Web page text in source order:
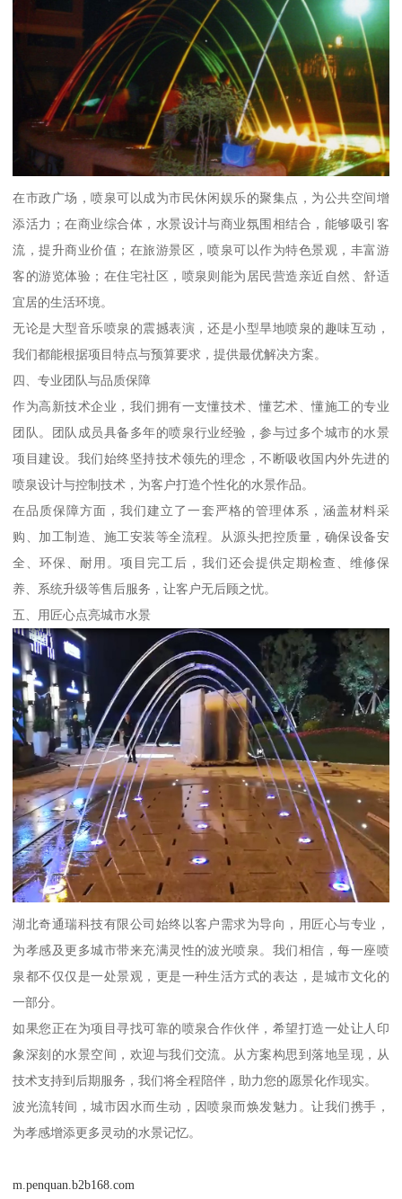
在市政广场，喷泉可以成为市民休闲娱乐的聚集点，为公共空间增
添活力；在商业综合体，水景设计与商业氛围相结合，能够吸引客
流，提升商业价值；在旅游景区，喷泉可以作为特色景观，丰富游
客的游览体验；在住宅社区，喷泉则能为居民营造亲近自然、舒适
宜居的生活环境。
无论是大型音乐喷泉的震撼表演，还是小型旱地喷泉的趣味互动，
我们都能根据项目特点与预算要求，提供最优解决方案。
四、专业团队与品质保障
作为高新技术企业，我们拥有一支懂技术、懂艺术、懂施工的专业
团队。团队成员具备多年的喷泉行业经验，参与过多个城市的水景
项目建设。我们始终坚持技术领先的理念，不断吸收国内外先进的
喷泉设计与控制技术，为客户打造个性化的水景作品。
在品质保障方面，我们建立了一套严格的管理体系，涵盖材料采
购、加工制造、施工安装等全流程。从源头把控质量，确保设备安
全、环保、耐用。项目完工后，我们还会提供定期检查、维修保
养、系统升级等售后服务，让客户无后顾之忧。
五、用匠心点亮城市水景
湖北奇通瑞科技有限公司始终以客户需求为导向，用匠心与专业，
为孝感及更多城市带来充满灵性的波光喷泉。我们相信，每一座喷
泉都不仅仅是一处景观，更是一种生活方式的表达，是城市文化的
一部分。
如果您正在为项目寻找可靠的喷泉合作伙伴，希望打造一处让人印
象深刻的水景空间，欢迎与我们交流。从方案构思到落地呈现，从
技术支持到后期服务，我们将全程陪伴，助力您的愿景化作现实。
波光流转间，城市因水而生动，因喷泉而焕发魅力。让我们携手，
为孝感增添更多灵动的水景记忆。
m.penquan.b2b168.com